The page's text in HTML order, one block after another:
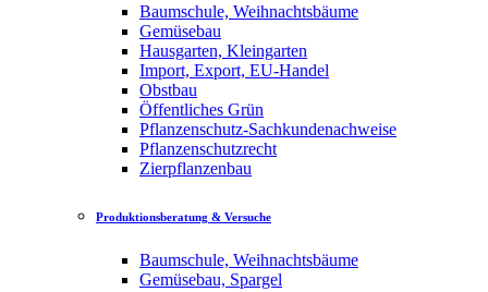
Baumschule, Weihnachtsbäume
Gemüsebau
Hausgarten, Kleingarten
Import, Export, EU-Handel
Obstbau
Öffentliches Grün
Pflanzenschutz-Sachkundenachweise
Pflanzenschutzrecht
Zierpflanzenbau
Produktionsberatung & Versuche
Baumschule, Weihnachtsbäume
Gemüsebau, Spargel